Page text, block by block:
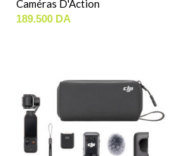
Caméras D'Action
189.500 DA